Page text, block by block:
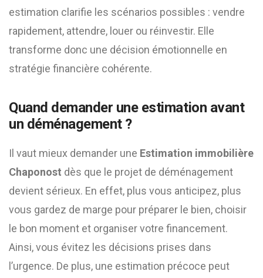
estimation clarifie les scénarios possibles : vendre
rapidement, attendre, louer ou réinvestir. Elle
transforme donc une décision émotionnelle en
stratégie financière cohérente.
Quand demander une estimation avant
un déménagement ?
Il vaut mieux demander une Estimation immobilière
Chaponost dès que le projet de déménagement
devient sérieux. En effet, plus vous anticipez, plus
vous gardez de marge pour préparer le bien, choisir
le bon moment et organiser votre financement.
Ainsi, vous évitez les décisions prises dans
l’urgence. De plus, une estimation précoce peut